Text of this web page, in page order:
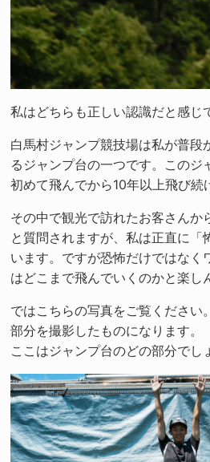
私はどちらも正しい認識だと感じ
白馬村ジャンプ競技場は私が普段
るジャンプ台の一つです。このジ
初めて飛んでから10年以上飛び続
その中で観光で訪れたお客さんか
と質問されますが、私は正直に「
います。ですが恐怖だけではなく
はどこまで飛んでいくのかと楽し
ではこちらの写真をご覧ください
部分を撮影したものになります。
ここはジャンプ台のどの部分でし